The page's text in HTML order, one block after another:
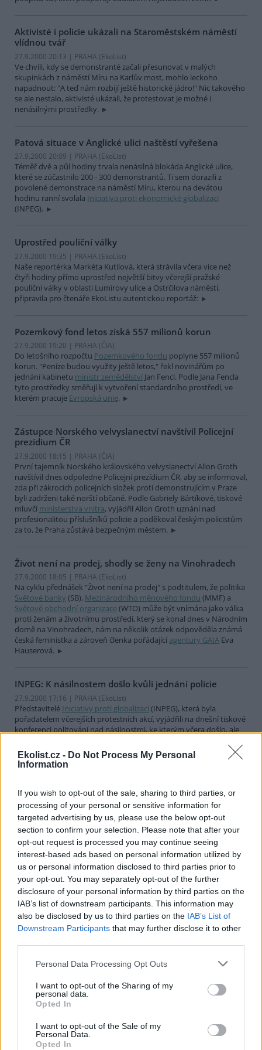
Ekolist.cz - Do Not Process My Personal
Information
If you wish to opt-out of the sale, sharing to third parties, or
processing of your personal or sensitive information for
targeted advertising by us, please use the below opt-out
section to confirm your selection. Please note that after your
opt-out request is processed you may continue seeing
interest-based ads based on personal information utilized by
us or personal information disclosed to third parties prior to
your opt-out. You may separately opt-out of the further
disclosure of your personal information by third parties on the
IAB’s list of downstream participants. This information may
also be disclosed by us to third parties on the IAB’s List of
Downstream Participants that may further disclose it to other
Personal Data Processing Opt Outs
I want to opt-out of the Sharing of my
personal data.
Opted In
I want to opt-out of the Sale of my
Personal Data.
Opted In
Aktivisté i policie ukázali na Staroměstském náměstí
vlídnou tvář
27.9.2000 20:13 | PRAHA (EkoList)
Ve chvíli, kdy se demonstranté začali přesunovat v malých
skupinkách z náměstí Míru na Karlův most, mohlo leckoho
napadnout: "A teď nám rozbijí ještě historické jádro!" Nic takového
se ale nestalo, aktivisté ukázali, že protestovat je možné i
nenásilnými prostředky.
Patová situace v Anglické ulici naštěstí vyřešena
27.9.2000 20:09 | PRAHA (EkoList)
Téměř dvě a půl hodiny trvala nenásilná blokáda Anglické ulice,
které se zúčastnilo 200 - 300 demonstrantů. Ti sem dorazili z
povolené demonstrace na náměstí Míru, kterou na devátou
hodinu ranní svolala Iniciativa proti ekonomické globalizaci
(INPEG).
Uprostřed pouliční války
27.9.2000 19:35 | PRAHA (EkoList)
Naše reportérka Markéta Kutilová, která strávila včera více než
čtyři hodiny přímo uprostřed největší bitvy včerejší pražské
pouliční války v oblasti Lumírovy ulice a Ostrčilova náměstí,
připravila pro čtenáře EkoListu autentickou reportáž:
Pozemkový fond letos získá 557 milionů korun
27.9.2000 19:20 | PRAHA (ČIA)
Do letošního rozpočtu Pozemkového fondu poplyne 557 milionů
korun. "Peníze budou využity ještě letos," řekl novinářům po
jednání kabinetu ministr zemědělství Jan Fencl. Podle Jana Fencla
tyto prostředky směřují k vytvoření standardního prostředí, ve
kterém pracuje Evropská unie.
Zástupce Norského velvyslanectví navštívil Policejní
prezídium ČR
27.9.2000 18:15 | PRAHA (ČIA)
První tajemník Norského královského velvyslanectví Allon Groth
navštívil dnes odpoledne Policejní prezídium ČR, aby se informoval,
zda při zákrocích policejních složek proti demonstrujícím v Praze
byli zadrženi také norští občané. Podle Gabriely Bártíkové, tiskové
mluvčí ministerstva vnitra, vyjádřil Allon Groth uznání nad
profesionalitou příslušníků policie a poděkoval českým policistům
za to, že Praha zůstává bezpečným městem.
Život není na prodej, shodly se ženy na Vinohradech
27.9.2000 18:05 | PRAHA (EkoList)
Na cyklu přednášek "Život není na prodej" s podtitulem, že politika
Světové banky (SB), Mezinárodního měnového fondu (MMF) a
Světové obchodní organizace(WTO) může být vnímána jako válka
proti ženám a životnímu prostředí, který se konal dnes v Národním
domě na Vinohradech, nám na několik otázek odpověděla známá
česká feministka a zároveň členka pořádající agentury GAIA Eva
Hauserová.
INPEG: K násilnostem došlo kvůli jednání policie
27.9.2000 17:16 | PRAHA (EkoList)
Představitelé Iniciativy proti globalizaci (INPEG), která byla
pořadatelem včerejších protestních akcí, vyjádřili na dnešní tiskové
konferenci politování nad násilnostmi, ke kterým včera došlo, ale
by prý policie reagovala včas.
demonstranty
27.9.2000 16:50 | PRAHA (ČIA)
Stovky telefonátů a e-mailů od občanů z celé republiky,
vyjadřujících svou podporu, poděkování a uznání příslušníkům
policie, kteří v průběhu úterního dne chránili veřejný pořádek v
pražských ulicích, přijalo od včerejšího večera Komunikační
centrum ministerstva vnitra a policie. Lidé zároveň vyjadřovali
solidaritu s policisty, zraněnými při střetech s násilnými aktivisty a
přimlouvali se i za tvrdší postup policie. ČIA o tom informovala
tisková mluvčí ministerstva vnitra, Gabriela Bártíková.
Policie eskortovala 60 zadržených cizinců
protestních akcích v Praze, eskortovala dnes odpoledne
Policie ČR
do jednoho ze svých záchytných zařízení, sdělil ČIA Jiří Suttner ze
Skupiny pro styk s veřejností PP ČR. S 31 cizinci bylo již zahájeno
řízení o správním vyhoštění.
KCP: Zápisky z mrtvého domu
27.9.2000 16:30 | PRAHA (EkoList)